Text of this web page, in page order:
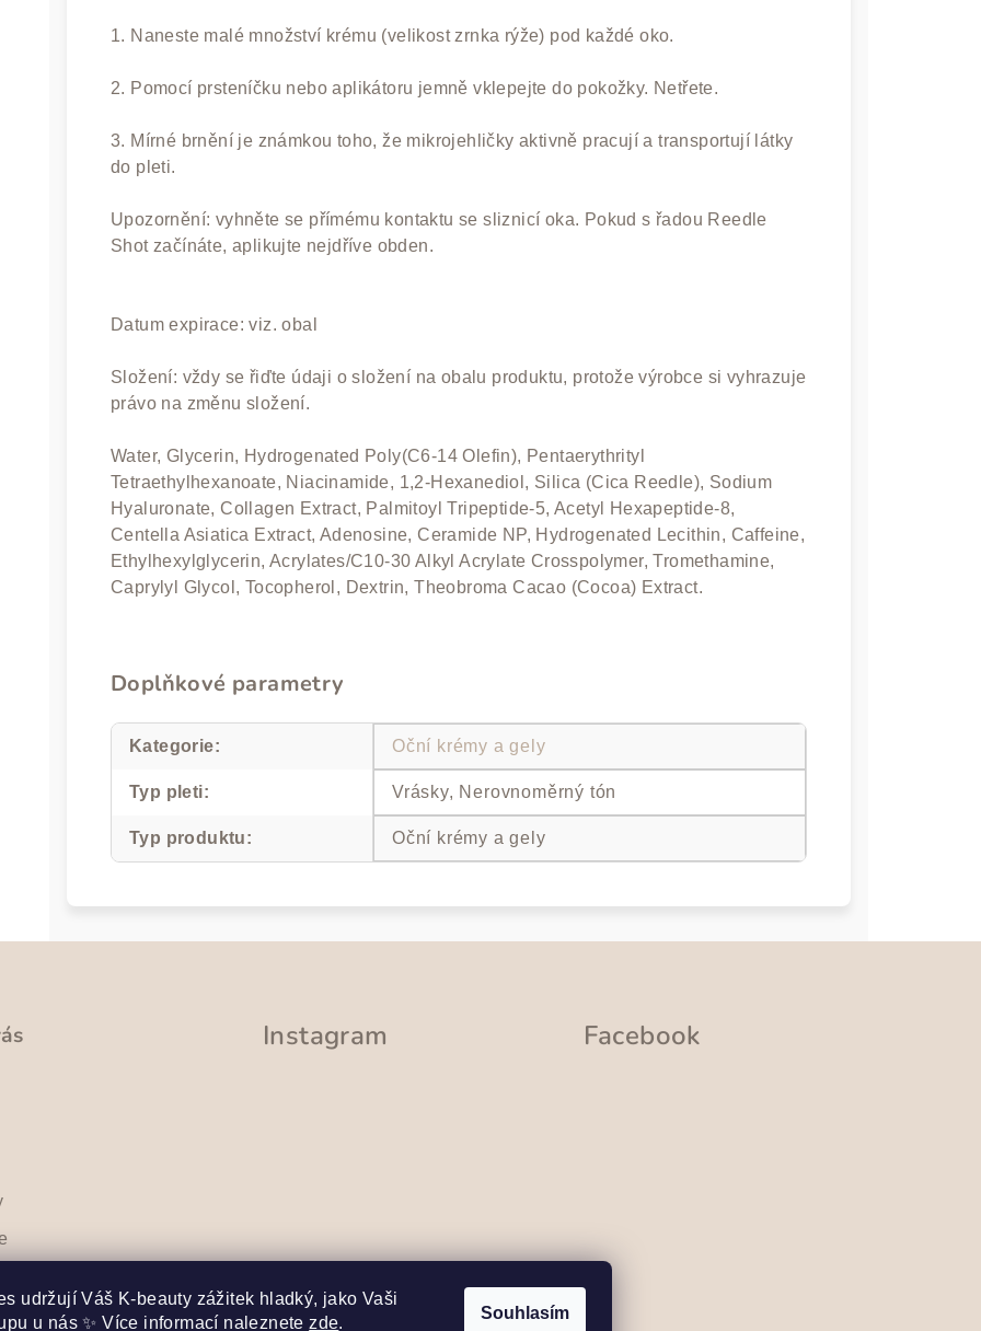
udržují Váš K-beauty zážitek hladký, jako Vaši
u nás ✨ Více informací naleznetezde.
Souhlasím
1. Naneste malé množství krému (velikost zrnka rýže) pod každé oko.
2. Pomocí prsteníčku nebo aplikátoru jemně vklepejte do pokožky. Netřete.
3. Mírné brnění je známkou toho, že mikrojehličky aktivně pracují a transportují látky
do pleti.
Upozornění: vyhněte se přímému kontaktu se sliznicí oka. Pokud s řadou Reedle
Shot začínáte, aplikujte nejdříve obden.
Datum expirace: viz. obal
Složení: vždy se řiďte údaji o složení na obalu produktu, protože výrobce si vyhrazuje
právo na změnu složení.
Water, Glycerin, Hydrogenated Poly(C6-14 Olefin), Pentaerythrityl
Tetraethylhexanoate, Niacinamide, 1,2-Hexanediol, Silica (Cica Reedle), Sodium
Hyaluronate, Collagen Extract, Palmitoyl Tripeptide-5, Acetyl Hexapeptide-8,
Centella Asiatica Extract, Adenosine, Ceramide NP, Hydrogenated Lecithin, Caffeine,
Ethylhexylglycerin, Acrylates/C10-30 Alkyl Acrylate Crosspolymer, Tromethamine,
Caprylyl Glycol, Tocopherol, Dextrin, Theobroma Cacao (Cocoa) Extract.
Doplňkové parametry
Kategorie: Oční krémy a gely
Typ pleti: Vrásky, Nerovnoměrný tón
Typ produktu: Oční krémy a gely
Instagram
Sledovat na Instagramu
Facebook